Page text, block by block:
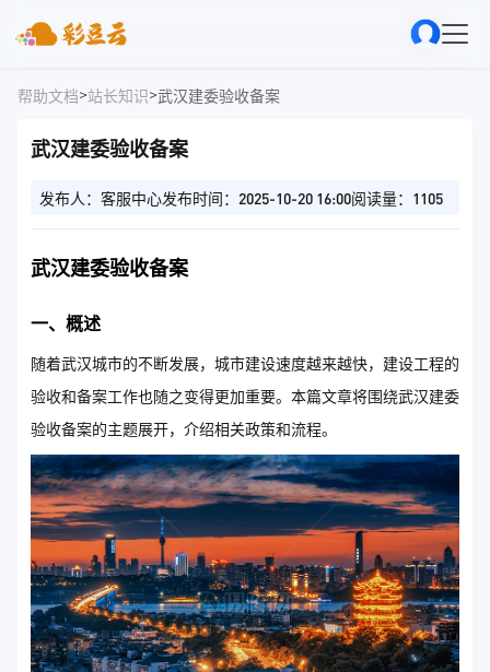
帮助文档>站长知识>武汉建委验收备案
武汉建委验收备案
发布人：客服中心发布时间：2025-10-20 16:00阅读量：1105
武汉建委验收备案
一、概述
随着武汉城市的不断发展，城市建设速度越来越快，建设工程的
验收和备案工作也随之变得更加重要。本篇文章将围绕武汉建委
验收备案的主题展开，介绍相关政策和流程。